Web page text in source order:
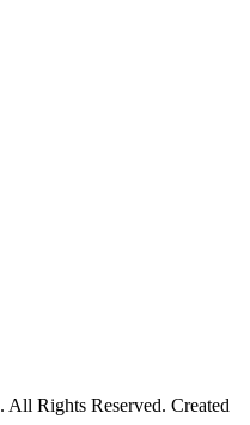
. All Rights Reserved. Created